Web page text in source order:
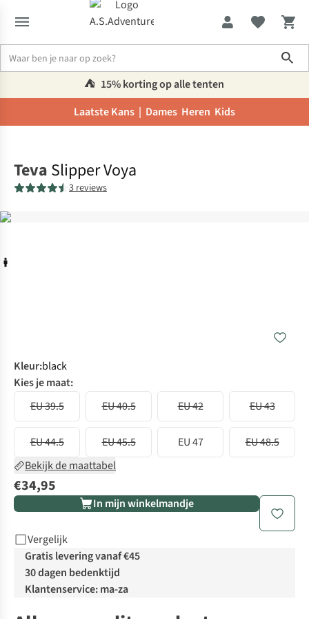
⛺️ 15% korting op alle tenten
Laatste Kans | Dames Heren Kids
Teva Slipper Voya
3 reviews
Kleur:black
Kies je maat:
EU 39.5
EU 40.5 EU 42 EU 43
EU 44.5 EU 45.5 EU 47
EU 48.5
Bekijk de maattabel
€34,95
In mijn winkelmandje
Vergelijk
Gratis levering vanaf €45
30 dagen bedenktijd
Klantenservice: ma-za